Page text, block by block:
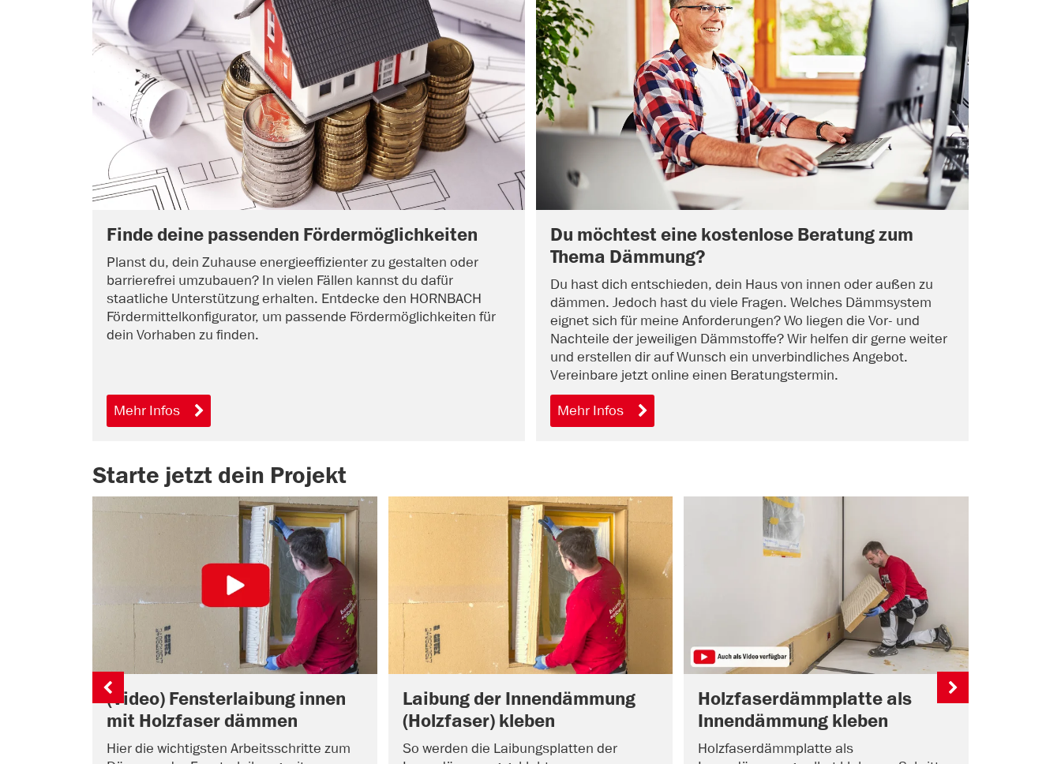
Finde deine passenden Fördermöglichkeiten
Planst du, dein Zuhause energieeffizienter zu gestalten oder
barrierefrei umzubauen? In vielen Fällen kannst du dafür
staatliche Unterstützung erhalten. Entdecke den HORNBACH
Fördermittelkonfigurator, um passende Fördermöglichkeiten für
dein Vorhaben zu finden.
Mehr Infos
Du möchtest eine kostenlose Beratung zum
Thema Dämmung?
Du hast dich entschieden, dein Haus von innen oder außen zu
dämmen. Jedoch hast du viele Fragen. Welches Dämmsystem
eignet sich für meine Anforderungen? Wo liegen die Vor- und
Nachteile der jeweiligen Dämmstoffe? Wir helfen dir gerne weiter
und erstellen dir auf Wunsch ein unverbindliches Angebot.
Vereinbare jetzt online einen Beratungstermin.
Mehr Infos
Starte jetzt dein Projekt
(Video) Fensterlaibung innen
mit Holzfaser dämmen
Hier die wichtigsten Arbeitsschritte zum
Laibung der Innendämmung
(Holzfaser) kleben
So werden die Laibungsplatten der
Holzfaserdämmplatte als
Innendämmung kleben
Holzfaserdämmplatte als